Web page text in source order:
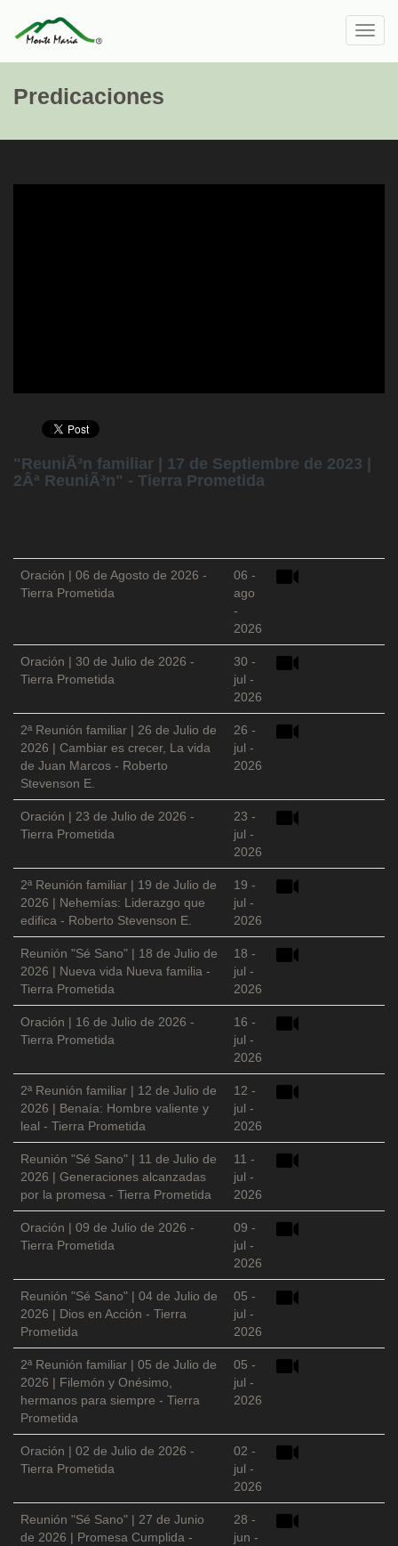
Predicaciones
"ReuniÃ³n familiar | 17 de Septiembre de 2023 |
2Âª ReuniÃ³n" - Tierra Prometida
Oración | 06 de Agosto de 2026 -
Tierra Prometida
06 -
ago
-
2026
Oración | 30 de Julio de 2026 -
Tierra Prometida
30 -
jul -
2026
2ª Reunión familiar | 26 de Julio de
2026 | Cambiar es crecer, La vida
de Juan Marcos - Roberto
Stevenson E.
26 -
jul -
2026
Oración | 23 de Julio de 2026 -
Tierra Prometida
23 -
jul -
2026
2ª Reunión familiar | 19 de Julio de
2026 | Nehemías: Liderazgo que
edifica - Roberto Stevenson E.
19 -
jul -
2026
Reunión "Sé Sano" | 18 de Julio de
2026 | Nueva vida Nueva familia -
Tierra Prometida
18 -
jul -
2026
Oración | 16 de Julio de 2026 -
Tierra Prometida
16 -
jul -
2026
2ª Reunión familiar | 12 de Julio de
2026 | Benaía: Hombre valiente y
leal - Tierra Prometida
12 -
jul -
2026
Reunión "Sé Sano" | 11 de Julio de
2026 | Generaciones alcanzadas
por la promesa - Tierra Prometida
11 -
jul -
2026
Oración | 09 de Julio de 2026 -
Tierra Prometida
09 -
jul -
2026
Reunión "Sé Sano" | 04 de Julio de
2026 | Dios en Acción - Tierra
Prometida
05 -
jul -
2026
2ª Reunión familiar | 05 de Julio de
2026 | Filemón y Onésimo,
hermanos para siempre - Tierra
Prometida
05 -
jul -
2026
Oración | 02 de Julio de 2026 -
Tierra Prometida
02 -
jul -
2026
Reunión "Sé Sano" | 27 de Junio
de 2026 | Promesa Cumplida -
28 -
jun -